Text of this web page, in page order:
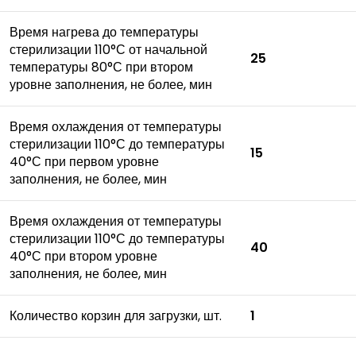
Время нагрева до температуры
стерилизации 110°С от начальной
температуры 80°С при втором
уровне заполнения, не более, мин
25
Время охлаждения от температуры
стерилизации 110°С до температуры
40°С при первом уровне
заполнения, не более, мин
15
Время охлаждения от температуры
стерилизации 110°С до температуры
40°С при втором уровне
заполнения, не более, мин
40
Количество корзин для загрузки, шт. 1